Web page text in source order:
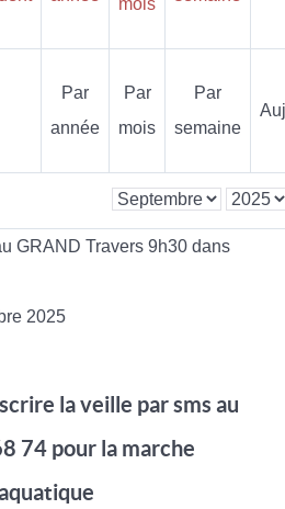
Par
année
Par
mois
Par
semaine
GRAND Travers 9h30 dans
2025
la veille par sms au
74 pour la marche